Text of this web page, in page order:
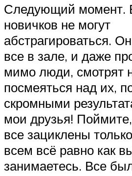
Следующий момент.
новичков не могут
абстрагироваться.
все в зале, и даже
мимо люди, смотрят
посмеяться над их,
скромными
мои друзья!
все зациклены
всем всё равно как
занимаетесь. Все